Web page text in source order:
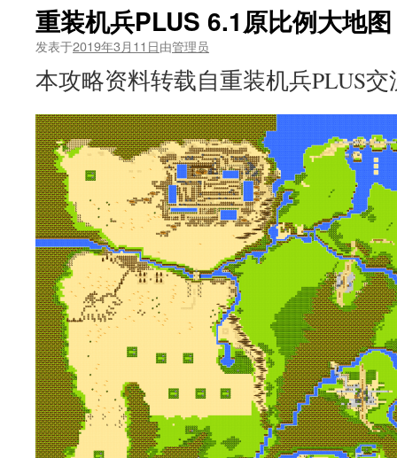
重装机兵PLUS 6.1原比例大地图
发表于2019年3月11日由管理员
本攻略资料转载自重装机兵PLUS交